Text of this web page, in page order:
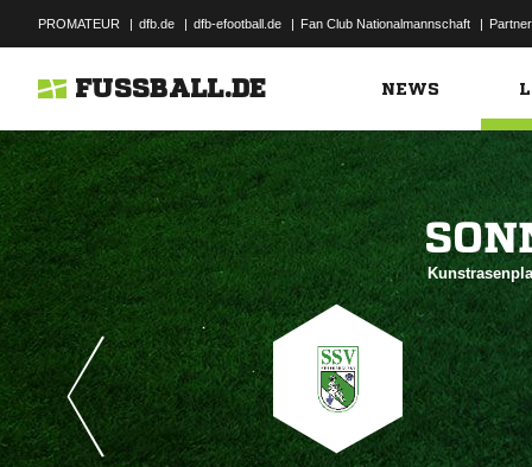
PROMATEUR | dfb.de | dfb-efootball.de | Fan Club Nationalmannschaft | Partner
FUSSBALL.DE NEWS